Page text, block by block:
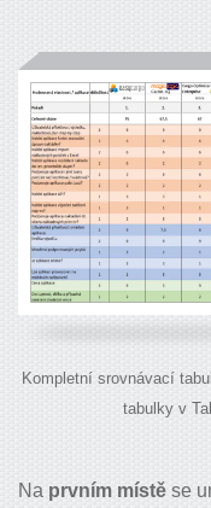
Kompletní srovnávací
tabulky v
Na prvním místě se